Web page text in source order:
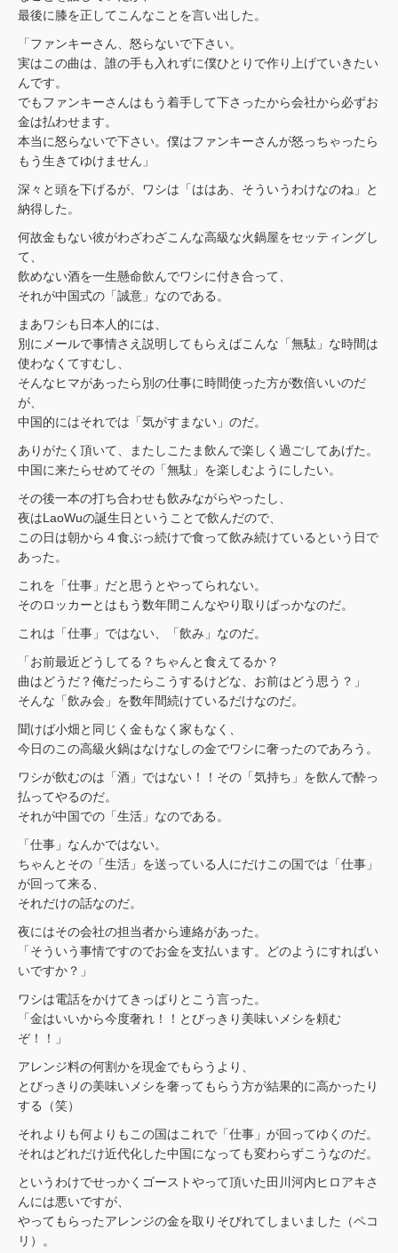
最後に膝を正してこんなことを言い出した。
「ファンキーさん、怒らないで下さい。
実はこの曲は、誰の手も入れずに僕ひとりで作り上げていきたい
んです。
でもファンキーさんはもう着手して下さったから会社から必ずお
金は払わせます。
本当に怒らないで下さい。僕はファンキーさんが怒っちゃったら
もう生きてゆけません」
深々と頭を下げるが、ワシは「ははあ、そういうわけなのね」と
納得した。
何故金もない彼がわざわざこんな高級な火鍋屋をセッティングし
て、
飲めない酒を一生懸命飲んでワシに付き合って、
それが中国式の「誠意」なのである。
まあワシも日本人的には、
別にメールで事情さえ説明してもらえばこんな「無駄」な時間は
使わなくてすむし、
そんなヒマがあったら別の仕事に時間使った方が数倍いいのだ
が、
中国的にはそれでは「気がすまない」のだ。
ありがたく頂いて、またしこたま飲んで楽しく過ごしてあげた。
中国に来たらせめてその「無駄」を楽しむようにしたい。
その後一本の打ち合わせも飲みながらやったし、
夜はLaoWuの誕生日ということで飲んだので、
この日は朝から４食ぶっ続けで食って飲み続けているという日で
あった。
これを「仕事」だと思うとやってられない。
そのロッカーとはもう数年間こんなやり取りばっかなのだ。
これは「仕事」ではない、「飲み」なのだ。
「お前最近どうしてる？ちゃんと食えてるか？
曲はどうだ？俺だったらこうするけどな、お前はどう思う？」
そんな「飲み会」を数年間続けているだけなのだ。
聞けば小畑と同じく金もなく家もなく、
今日のこの高級火鍋はなけなしの金でワシに奢ったのであろう。
ワシが飲むのは「酒」ではない！！その「気持ち」を飲んで酔っ
払ってやるのだ。
それが中国での「生活」なのである。
「仕事」なんかではない。
ちゃんとその「生活」を送っている人にだけこの国では「仕事」
が回って来る、
それだけの話なのだ。
夜にはその会社の担当者から連絡があった。
「そういう事情ですのでお金を支払います。どのようにすればい
いですか？」
ワシは電話をかけてきっぱりとこう言った。
「金はいいから今度奢れ！！とびっきり美味いメシを頼む
ぞ！！」
アレンジ料の何割かを現金でもらうより、
とびっきりの美味いメシを奢ってもらう方が結果的に高かったり
する（笑）
それよりも何よりもこの国はこれで「仕事」が回ってゆくのだ。
それはどれだけ近代化した中国になっても変わらずこうなのだ。
というわけでせっかくゴーストやって頂いた田川河内ヒロアキさ
んには悪いですが、
やってもらったアレンジの金を取りそびれてしまいました（ペコ
リ）。